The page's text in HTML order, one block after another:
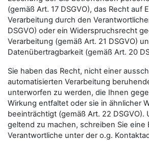
(gemäß Art. 17 DSGVO), das Recht auf
Verarbeitung durch den
DSGVO) oder ein Widerspruchsrecht
Verarbeitung (gemäß Art. 21 DSGVO)
Datenübertragbarkeit (gemäß Art. 20
Sie haben das Recht, nicht einer
automatisierten Verarbeitung
unterworfen zu werden, die Ihnen
Wirkung entfaltet oder sie in ähnlicher
beeinträchtigt (gemäß Art. 22 DSGVO).
geltend zu machen, schreiben Sie eine
Verantwortliche unter der o.g.